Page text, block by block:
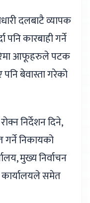
दलबाटै व्यापक
कारबाही गर्ने
आफूहरुले पटक
बेवास्ता गरेको
निर्देशन दिने,
गर्ने निकायको
मुख्य निर्वाचन
समेत